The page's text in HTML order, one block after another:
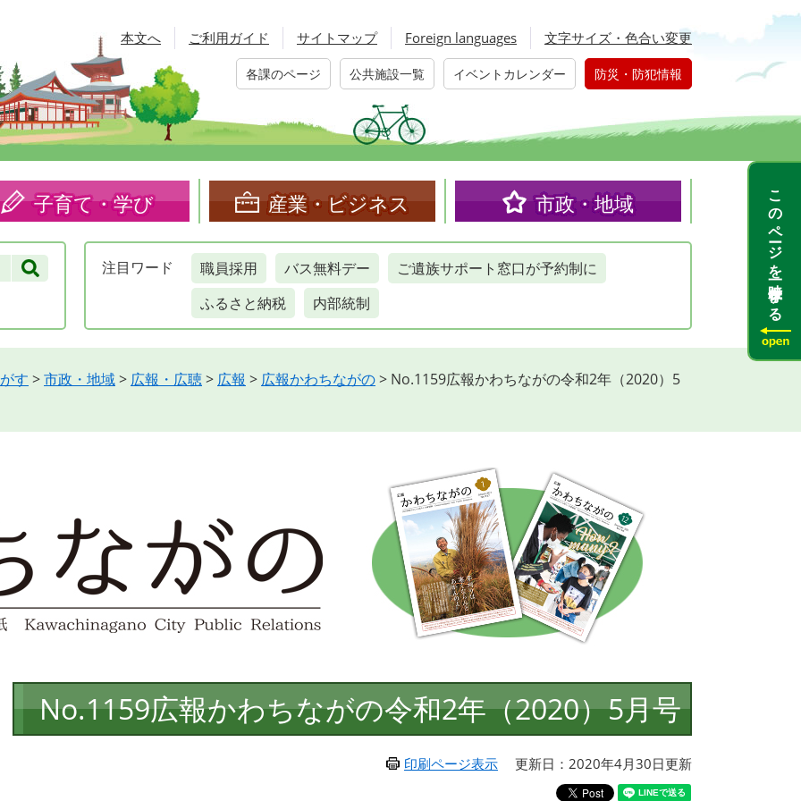
本文へ ご利用ガイド サイトマップ Foreign languages 文字サイズ・色合い変更
各課のページ 公共施設一覧 イベントカレンダー 防災・防犯情報
子育て・学び 産業・ビジネス 市政・地域
注目 ワード 職員採用 バス無料デー
ご遺族サポート窓口が予約制に
ふるさと納税
内部統制
す >市政・地域> 広報・広聴> 広報 > 広報かわちながの> No.1159広報かわちながの令和2年（2020）5
文
No.1159広報かわちながの令和2年（2020）5月号
印刷ページ表示 更新日：2020年4月30日更新
このページを一時保存する